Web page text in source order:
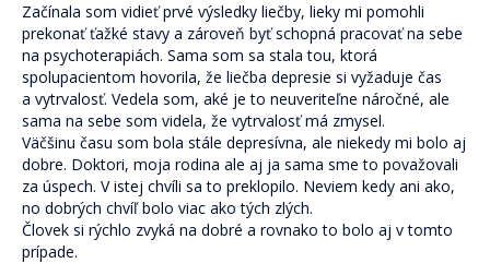
Blog
Blog Skrotiť Draka
Kontakt
Začínala som vidieť prvé výsledky liečby, lieky mi pomohli
prekonať ťažké stavy a zároveň byť schopná pracovať na sebe
na psychoterapiách. Sama som sa stala tou, ktorá
spolupacientom hovorila, že liečba depresie si vyžaduje čas
a vytrvalosť. Vedela som, aké je to neuveriteľne náročné, ale
sama na sebe som videla, že vytrvalosť má zmysel.
Väčšinu času som bola stále depresívna, ale niekedy mi bolo aj
dobre. Doktori, moja rodina ale aj ja sama sme to považovali
za úspech. V istej chvíli sa to preklopilo. Neviem kedy ani ako,
no dobrých chvíľ bolo viac ako tých zlých.
Človek si rýchlo zvyká na dobré a rovnako to bolo aj v tomto
prípade.